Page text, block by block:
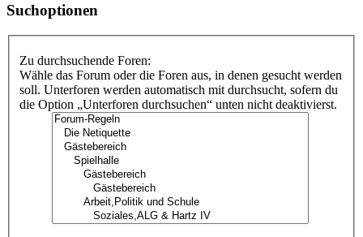
Suchoptionen
Zu durchsuchende Foren:
Wähle das Forum oder die Foren aus, in denen gesucht werden
soll. Unterforen werden automatisch mit durchsucht, sofern du
die Option „Unterforen durchsuchen“ unten nicht deaktivierst.